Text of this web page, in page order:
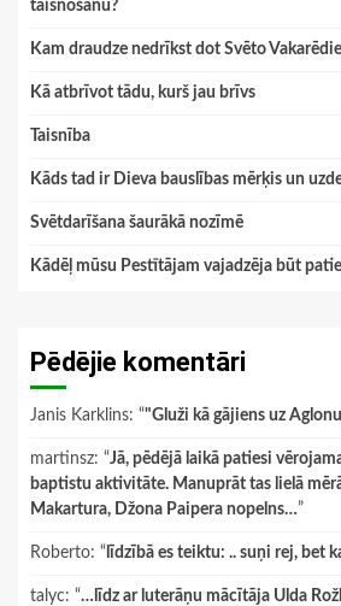
taisnošanu?
Kam draudze nedrīkst dot Svēto
Kā atbrīvot tādu, kurš jau brīvs
Taisnība
Kāds tad ir Dieva bauslības mērķis un
Svētdarīšana šaurākā nozīmē
Kādēļ mūsu Pestītājam vajadzēja būt
Pēdējie komentāri
Janis Karklins: “"Gluži kā gājiens uz
martinsz: “Jā, pēdējā laikā patiesi
baptistu aktivitāte. Manuprāt tas lielā
Makartura, Džona Paipera nopelns…”
Roberto: “ līdzībā es teiktu: .. suņi rej, bet
talyc: “…līdz ar luterāņu mācītāja Ulda